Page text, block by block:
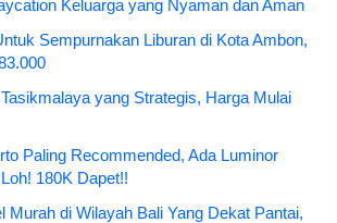
Keluarga yang Nyaman dan Aman
Sempurnakan Liburan di Kota Ambon,
yang Strategis, Harga Mulai
Paling Recommended, Ada Luminor
180K Dapet!!
Murah di Wilayah Bali Yang Dekat Pantai,